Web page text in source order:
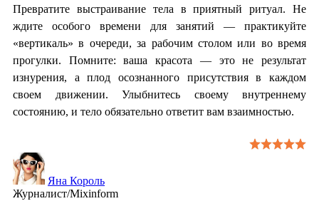
Превратите выстраивание тела в приятный ритуал. Не
ждите особого времени для занятий — практикуйте
«вертикаль» в очереди, за рабочим столом или во время
прогулки. Помните: ваша красота — это не результат
изнурения, а плод осознанного присутствия в каждом
своем движении. Улыбнитесь своему внутреннему
состоянию, и тело обязательно ответит вам взаимностью.
Яна Король
Журналист/Mixinform